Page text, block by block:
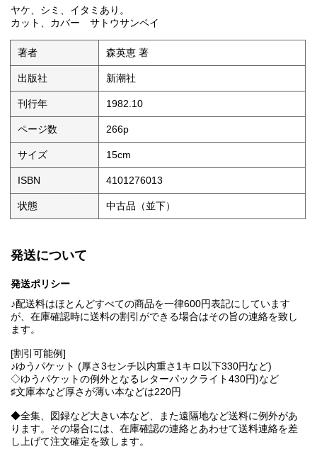
ヤケ、シミ、イタミあり。
カット、カバー サトウサンペイ
著者 森英恵 著
出版社 新潮社
刊行年 1982.10
ページ数 266p
サイズ 15cm
ISBN 4101276013
状態 中古品（並下）
発送について
発送ポリシー
♪配送料はほとんどすべての商品を一律600円表記にしています
が、在庫確認時に送料の割引ができる場合はその旨の連絡を致し
ます。
[割引可能例]
♪ゆうパケット (厚さ3センチ以内重さ1キロ以下330円など)
◇ゆうパケットの例外となるレターパックライト430円)など
♯文庫本など厚さが薄い本などは220円
◆全集、図録など大きい本など、また遠隔地など送料に例外があ
ります。その場合には、在庫確認の連絡とあわせて送料連絡を差
し上げて注文確定を致します。